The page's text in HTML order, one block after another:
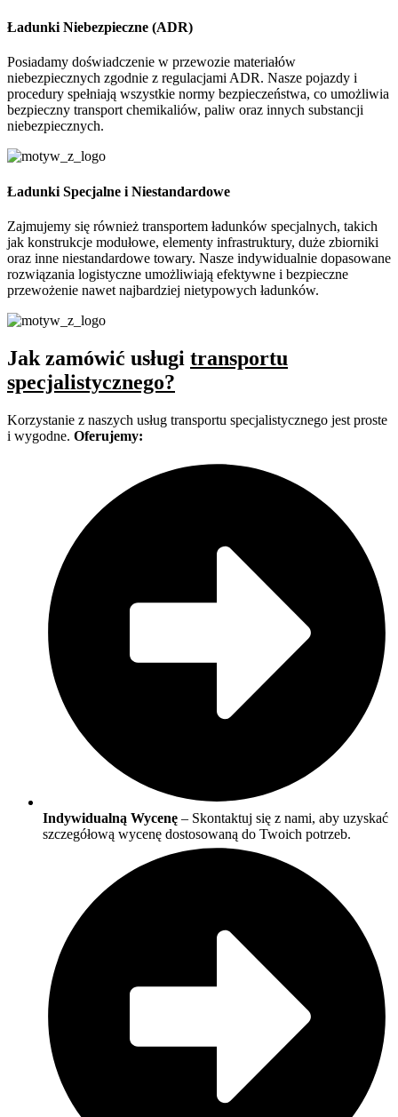
Ładunki Niebezpieczne (ADR)
Posiadamy doświadczenie w przewozie materiałów
niebezpiecznych zgodnie z regulacjami ADR. Nasze pojazdy i
procedury spełniają wszystkie normy bezpieczeństwa, co umożliwia
bezpieczny transport chemikaliów, paliw oraz innych substancji
niebezpiecznych.
Ładunki Specjalne i Niestandardowe
Zajmujemy się również transportem ładunków specjalnych, takich
jak konstrukcje modułowe, elementy infrastruktury, duże zbiorniki
oraz inne niestandardowe towary. Nasze indywidualnie dopasowane
rozwiązania logistyczne umożliwiają efektywne i bezpieczne
przewożenie nawet najbardziej nietypowych ładunków.
Jak zamówić usługi transportu
specjalistycznego?
Korzystanie z naszych usług transportu specjalistycznego jest proste
i wygodne. Oferujemy:
Indywidualną Wycenę – Skontaktuj się z nami, aby uzyskać
szczegółową wycenę dostosowaną do Twoich potrzeb.